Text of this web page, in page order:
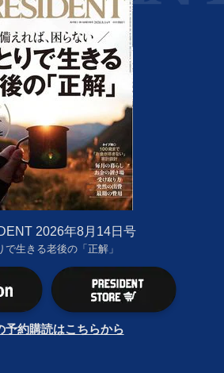
2026年8月14日号
で生きる老後の「正解」
予約購読はこちらから